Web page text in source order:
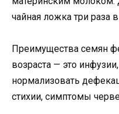
чайная ложка три раза
Преимущества семян
возраста — это
нормализовать
стихии, симптомы